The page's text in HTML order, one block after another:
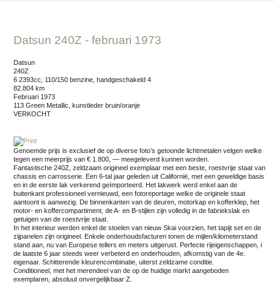
Datsun 240Z - februari 1973
Datsun
240Z
6 2393cc, 110/150 benzine, handgeschakeld 4
82.804 km
februari 1973
113 Green Metallic, kunstleder bruin/oranje
VERKOCHT
Genoemde prijs is exclusief de op diverse foto’s getoonde lichtmetalen velgen welke
tegen een meerprijs van € 1.800, — meegeleverd kunnen worden.
Fantastische 240Z, zeldzaam origineel exemplaar met een beste, roestvrije staat van
chassis en carrosserie. Een 6-tal jaar geleden uit Californië, met een geweldige basis
en in de eerste lak verkerend geïmporteerd. Het lakwerk werd enkel aan de
buitenkant professioneel vernieuwd, een fotoreportage welke de originele staat
aantoont is aanwezig. De binnenkanten van de deuren, motorkap en kofferklep, het
motor- en koffercompartiment, de A- en B-stijlen zijn volledig in de fabriekslak en
getuigen van de roestvrije staat.
In het interieur werden enkel de stoelen van nieuw Skai voorzien, het tapijt set en de
zijpanelen zijn origineel. Enkele onderhoudsfacturen tonen de mijlen/kilometerstand
stand aan, nu van Europese tellers en meters uitgerust. Perfecte rijeigenschappen, i
de laatste 6 jaar steeds weer verbeterd en onderhouden, afkomstig van de 4e.
eigenaar. Schitterende kleurencombinatie, uiterst zeldzame conditie.
Conditioneel, met het merendeel van de op de huidige markt aangeboden
exemplaren, absoluut onvergelijkbaar Z.